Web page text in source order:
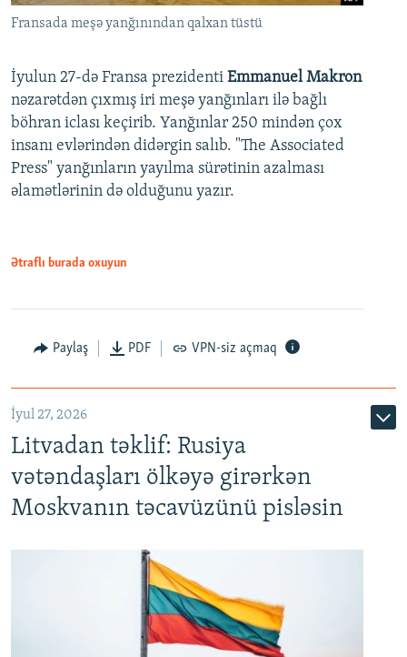
Fransada meşə yanğınından qalxan tüstü
İyulun 27-də Fransa prezidenti Emmanuel Makron
nəzarətdən çıxmış iri meşə yanğınları ilə bağlı
böhran iclası keçirib. Yanğınlar 250 mindən çox
insanı evlərindən didərgin salıb. "The Associated
Press" yanğınların yayılma sürətinin azalması
əlamətlərinin də olduğunu yazır.
Ətraflı burada oxuyun
Paylaş PDF VPN-siz açmaq
İyul 27, 2026
Litvadan təklif: Rusiya
vətəndaşları ölkəyə girərkən
Moskvanın təcavüzünü pisləsin